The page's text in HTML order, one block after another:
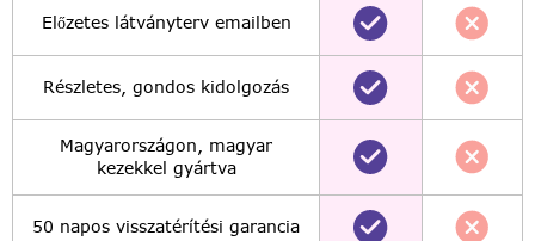
Előzetes látványterv emailben
Részletes, gondos kidolgozás
Magyarországon, magyar
kezekkel gyártva
50 napos visszatérítési garancia